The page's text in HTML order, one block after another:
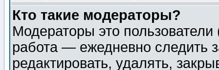
Кто такие модераторы?
Модераторы это
работа — ежедневно следить
редактировать, удалять,